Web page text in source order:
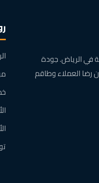
في الرياض. جودة
رضا العملاء وطاقم